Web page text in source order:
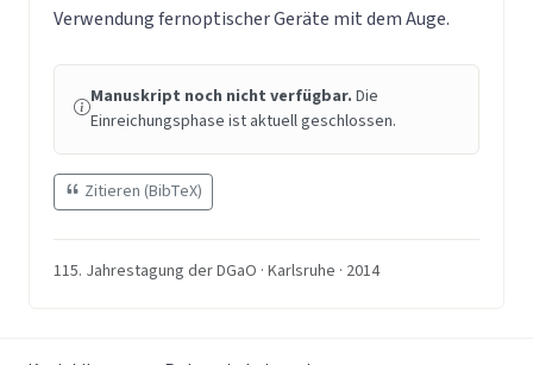
Verwendung fernoptischer Geräte mit dem Auge.
Manuskript noch nicht verfügbar. Die
Einreichungsphase ist aktuell geschlossen.
Zitieren (BibTeX)
115. Jahrestagung der DGaO · Karlsruhe · 2014